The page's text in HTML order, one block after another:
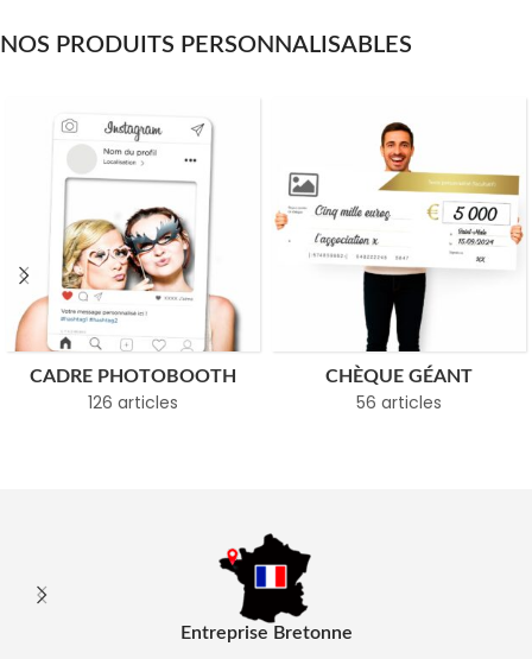
NOS PRODUITS PERSONNALISABLES
CADRE PHOTOBOOTH
126 articles
CHÈQUE GÉANT
56 articles
Entreprise Bretonne